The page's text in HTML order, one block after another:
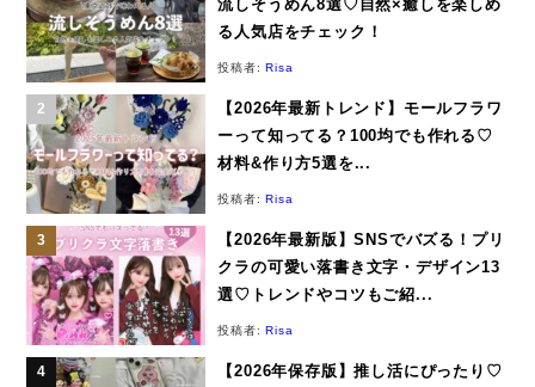
流しそうめん8選♡自然×癒しを楽しめ
る人気店をチェック！
投稿者:Risa
【2026年最新トレンド】モールフラワ
ーって知ってる？100均でも作れる♡
材料&作り方5選を...
投稿者:Risa
【2026年最新版】SNSでバズる！プリ
クラの可愛い落書き文字・デザイン13
選♡トレンドやコツもご紹...
投稿者:Risa
【2026年保存版】推し活にぴったり♡